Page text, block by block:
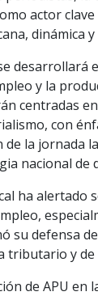
actor
dinámica
y la
centradas
con
de la jornada
nacional de
ha alertado
su defensa
tributario y de
de APU en